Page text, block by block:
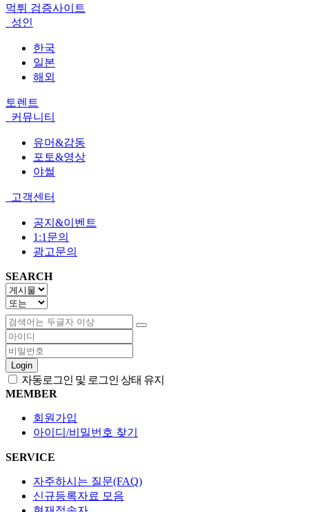
먹튀 검증사이트
성인
한국
일본
해외
토렌트
커뮤니티
유머&감동
포토&영상
야썰
고객센터
공지&이벤트
1:1문의
광고문의
SEARCH
Login
자동로그인 및 로그인 상태 유지
MEMBER
회원가입
아이디/비밀번호 찾기
SERVICE
자주하시는 질문(FAQ)
신규등록자료 모음